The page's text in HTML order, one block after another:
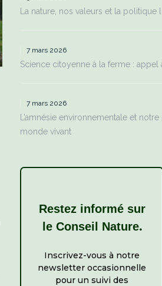
La nature, nos valeurs et la politique
7 mars 2026
Science citoyenne à la ferme : appel
7 mars 2026
L’amnésie environnementale et
monde vivant
Restez informé sur
le Conseil Nature.
Inscrivez-vous à notre
newsletter occasionnelle
pour un suivi des